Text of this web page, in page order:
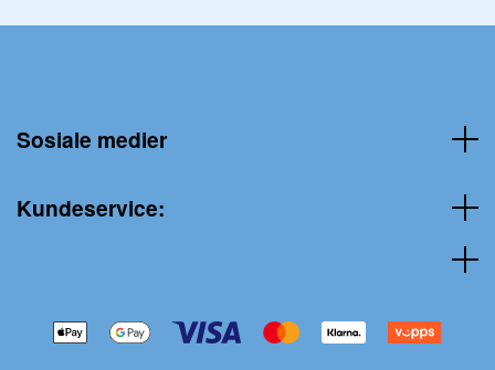
Sosiale medier
Kundeservice: